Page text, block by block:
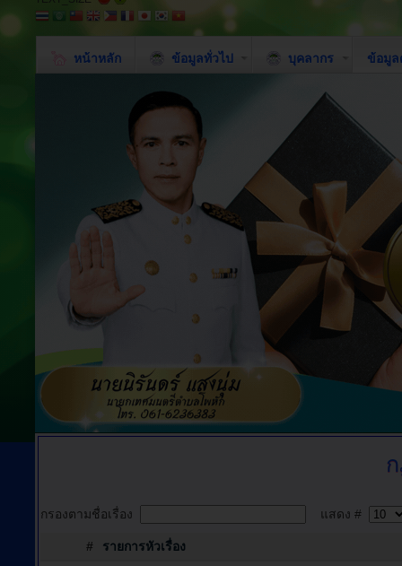
หน้าหลัก ข้อมูลทั่วไป บุคลากร ข้อมูล
กรองตามชื่อเรื่อง แสดง #
#
รายการหัวเรื่อง